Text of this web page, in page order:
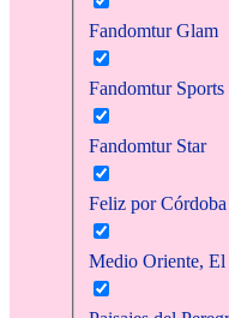
Fandomtur Glam
Fandomtur Sports
Fandomtur Star
Feliz por Córdoba
Medio Oriente, El